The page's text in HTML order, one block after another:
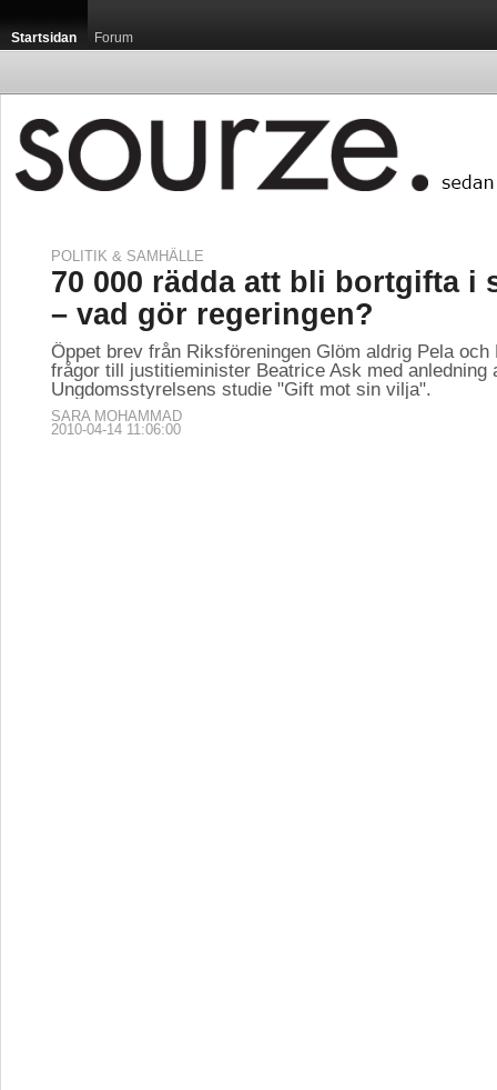
Startsidan Forum
POLITIK & SAMHÄLLE
70 000 rädda att bli bortgifta i
– vad gör regeringen?
Öppet brev från Riksföreningen Glöm aldrig Pela och
frågor till justitieminister Beatrice Ask med anledning
Ungdomsstyrelsens studie "Gift mot sin vilja".
SARA MOHAMMAD
2010-04-14 11:06:00